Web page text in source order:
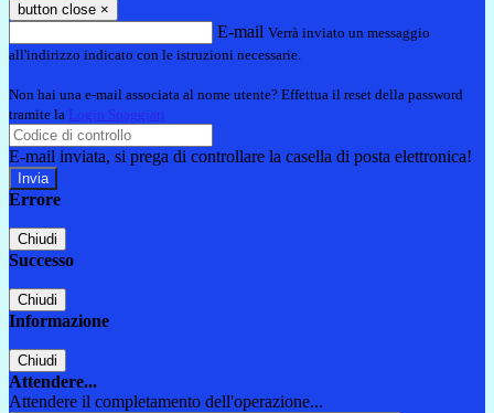
button close ×
E-mail Verrà inviato un messaggio
all'indirizzo indicato con le istruzioni necessarie.
Non hai una e-mail associata al nome utente? Effettua il reset della password
tramite la Login Spaggiari
E-mail inviata, si prega di controllare la casella di posta elettronica!
Errore
Chiudi
Successo
Chiudi
Informazione
Chiudi
Attendere...
Attendere il completamento dell'operazione...